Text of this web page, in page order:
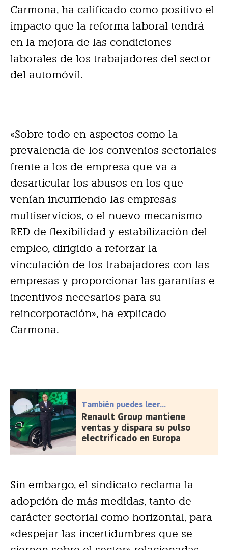
Carmona, ha calificado como positivo el
impacto que la reforma laboral tendrá
en la mejora de las condiciones
laborales de los trabajadores del sector
del automóvil.
«Sobre todo en aspectos como la
prevalencia de los convenios sectoriales
frente a los de empresa que va a
desarticular los abusos en los que
venían incurriendo las empresas
multiservicios, o el nuevo mecanismo
RED de flexibilidad y estabilización del
empleo, dirigido a reforzar la
vinculación de los trabajadores con las
empresas y proporcionar las garantías e
incentivos necesarios para su
reincorporación», ha explicado
Carmona.
También puedes leer...
Renault Group mantiene
ventas y dispara su pulso
electrificado en Europa
Sin embargo, el sindicato reclama la
adopción de más medidas, tanto de
carácter sectorial como horizontal, para
«despejar las incertidumbres que se